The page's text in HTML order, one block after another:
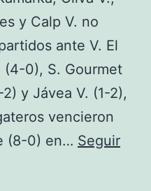
y Calp V. no
ante V. El
(4-0), S. Gourmet
y Jávea V. (1-2),
vencieron
(8-0) en… Seguir